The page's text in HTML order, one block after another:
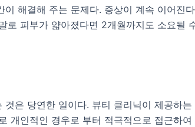
이 해결해 주는 문제다. 증상이 계속 이어진
로 피부가 얇아졌다면 2개월까지도 소요될
것은 당연한 일이다. 뷰티 클리닉이 제공하
개인적인 경우로 부터 적극적으로 접근하